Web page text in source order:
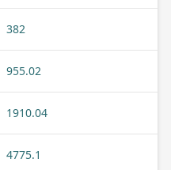
382
955.02
1910.04
4775.1